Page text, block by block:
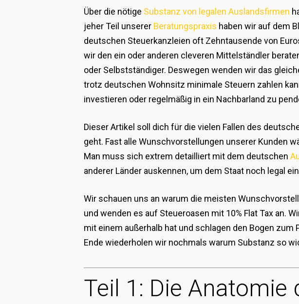
Über die nötige Substanz von legalen Auslandsfirmen
jeher Teil unserer Beratungspraxis haben wir auf dem
deutschen Steuerkanzleien oft Zehntausende von
wir den ein oder anderen cleveren Mittelständler
oder Selbstständiger. Deswegen wenden wir das
trotz deutschen Wohnsitz minimale Steuern zahlen
investieren oder regelmäßig in ein Nachbarland zu
Dieser Artikel soll dich für die vielen Fallen des
geht. Fast alle Wunschvorstellungen unserer Kunden
Man muss sich extrem detailliert mit dem deutschen
anderer Länder auskennen, um dem Staat noch legal
Wir schauen uns an warum die meisten
und wenden es auf Steueroasen mit 10% Flat Tax an.
mit einem außerhalb hat und schlagen den Bogen
Ende wiederholen wir nochmals warum Substanz so
Teil 1: Die Anatomie